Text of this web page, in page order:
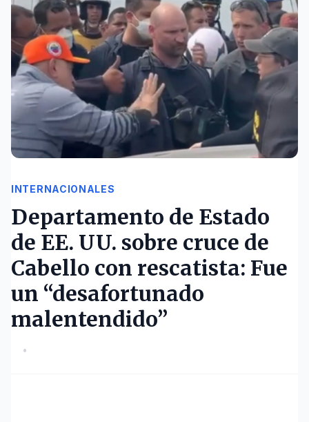
INTERNACIONALES
Departamento de Estado
de EE. UU. sobre cruce de
Cabello con rescatista: Fue
un “desafortunado
malentendido”
•